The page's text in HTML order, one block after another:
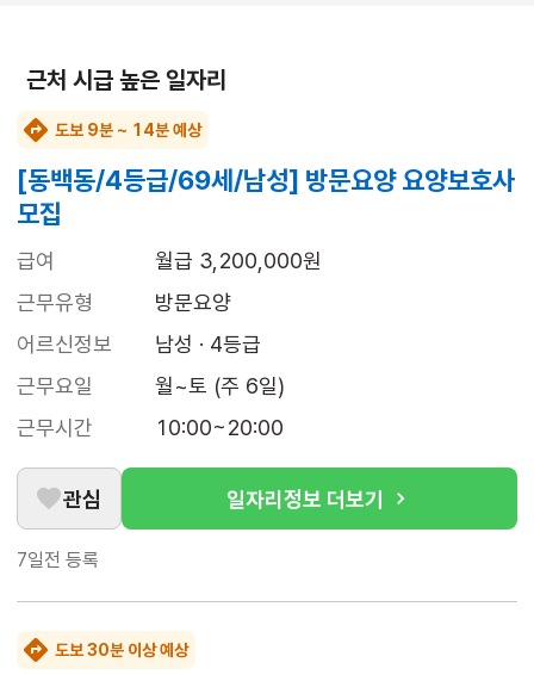
근처 시급 높은 일자리
도보 9분 ~ 14분 예상
[동백동/4등급/69세/남성] 방문요양 요양보호사
모집
급여
월급 3,200,000원
근무유형
방문요양
어르신정보
남성 · 4등급
근무요일
월~토 (주 6일)
근무시간
10:00~20:00
관심 일자리정보 더보기
7일전 등록
도보 30분 이상 예상